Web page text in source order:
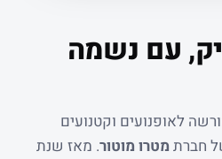
עם נשמה
לאופנועים וקטנועים
חברת מטרו מוטור. מאז שנת